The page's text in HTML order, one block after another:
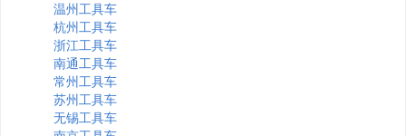
温州工具车
杭州工具车
浙江工具车
南通工具车
常州工具车
苏州工具车
无锡工具车